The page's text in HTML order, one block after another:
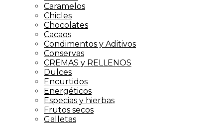
Caramelos
Chicles
Chocolates
Cacaos
Condimentos y Aditivos
Conservas
CREMAS y RELLENOS
Dulces
Encurtidos
Energéticos
Especias y hierbas
Frutos secos
Galletas